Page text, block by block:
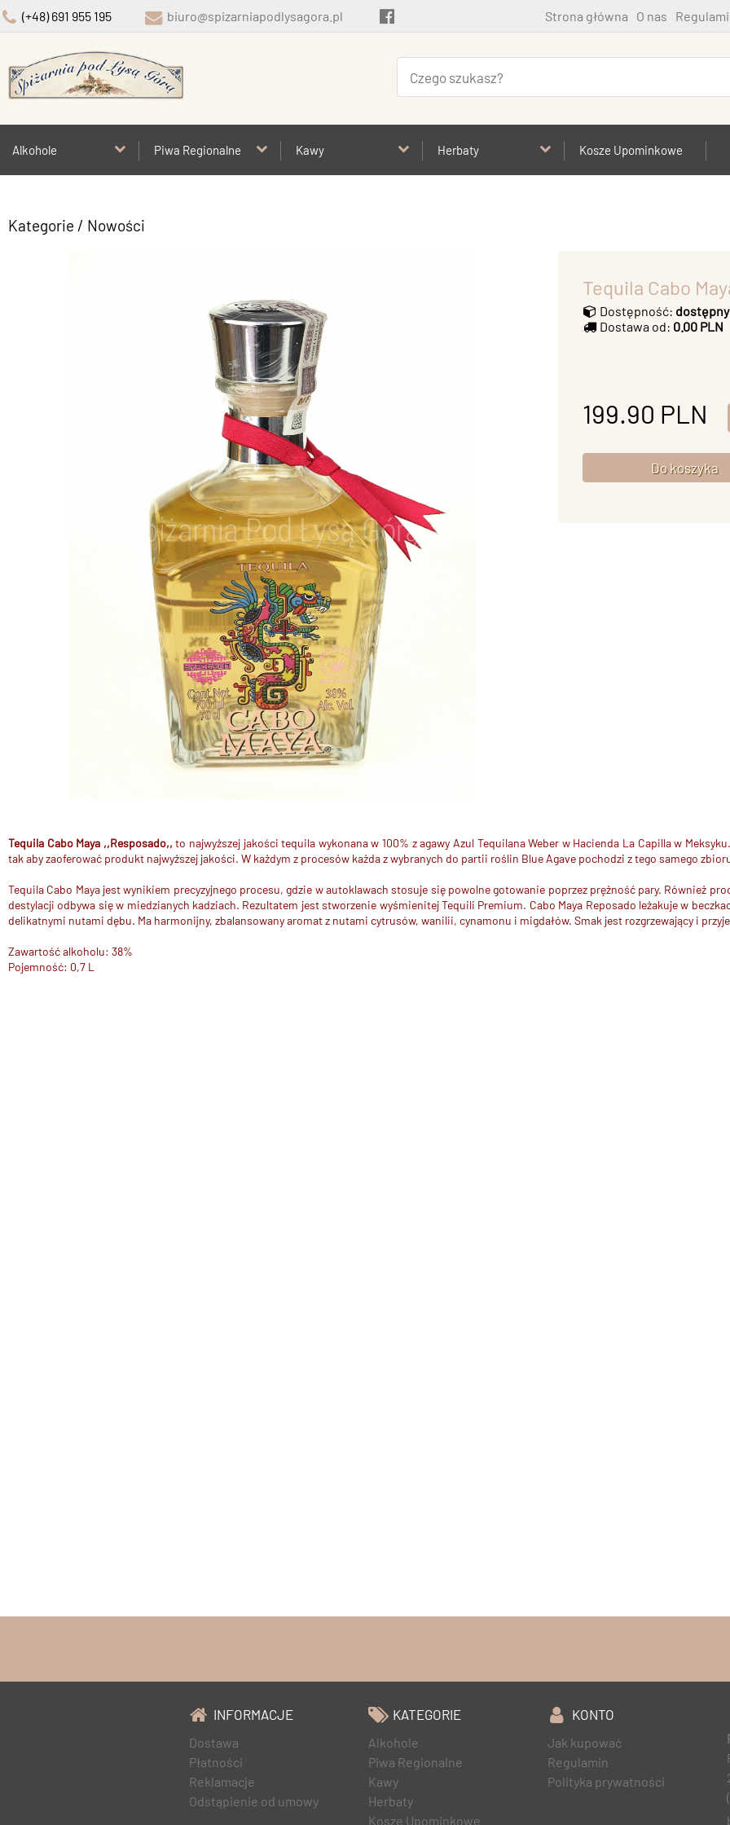
(+48) 691 955 195 biuro@spizarniapodlysagora.pl Strona główna O nas
Alkohole Piwa Regionalne Kawy Herbaty Kosze Upominkowe
Kategorie / Nowości
Tequila Cabo
Dostępność: dostępny
Dostawa od: 0.00 PLN
199.90 PLN
Tequila Cabo Maya ,,Resposado,,to najwyższej jakości tequila wykonana w 100% z agawy Azul Tequilana Weber w Hacienda La Capilla w
tak aby zaoferować produkt najwyższej jakości. W każdym z procesów każda z wybranych do partii roślin Blue Agave pochodzi z tego samego
Tequila Cabo Maya jest wynikiem precyzyjnego procesu, gdzie w autoklawach stosuje się powolne gotowanie poprzez prężność pary. Również
destylacji odbywa się w miedzianych kadziach. Rezultatem jest stworzenie wyśmienitej Tequili Premium. Cabo Maya Reposado leżakuje w
delikatnymi nutami dębu. Ma harmonijny, zbalansowany aromat z nutami cytrusów, wanilii, cynamonu i migdałów. Smak jest rozgrzewający i
Zawartość alkoholu: 38%
Pojemność: 0,7 L
INFORMACJE
Dostawa
Płatności
Reklamacje
Odstąpienie od umowy
KATEGORIE
Alkohole
Piwa Regionalne
Kawy
Herbaty
Kosze Upominkowe
KONTO
Jak kupować
Regulamin
Polityka prywatności